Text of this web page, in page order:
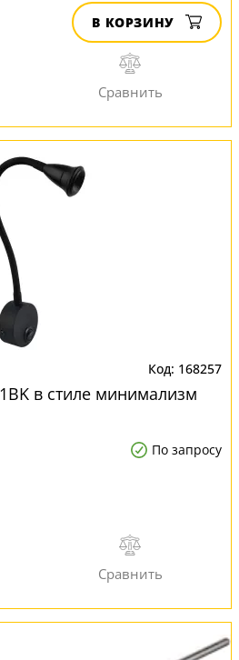
В КОРЗИНУ
168257
в стиле минимализм
По запросу